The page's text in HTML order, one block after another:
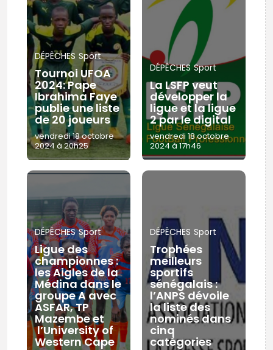
DÉPÊCHES Sport
Tournoi UFOA
2024: Pape
Ibrahima Faye
publie une liste
de 20 joueurs
vendredi 18 octobre
2024 à 20h25
DÉPÊCHES Sport
La LSFP veut
développer la
ligue et la ligue
2 par le digital
vendredi 18 octobre
2024 à 17h46
DÉPÊCHES Sport
Ligue des
championnes :
les Aigles de la
Médina dans le
groupe A avec
ASFAR, TP
Mazembe et
l’University of
Western Cape
DÉPÊCHES Sport
Trophées
meilleurs
sportifs
sénégalais :
l’ANPS dévoile
la liste des
nominés dans
cinq
catégories